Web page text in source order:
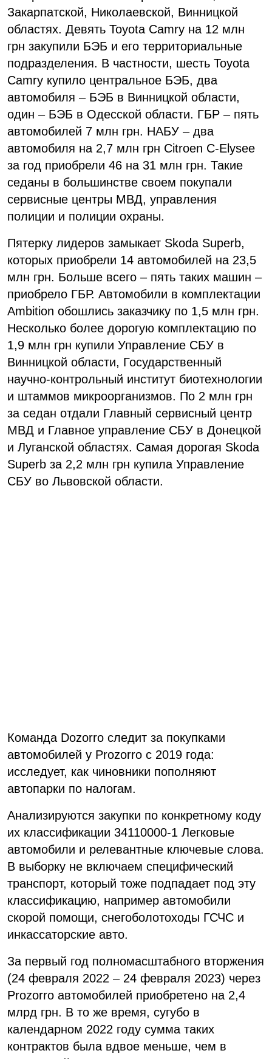
Закарпатской, Николаевской, Винницкой
областях. Девять Toyota Camry на 12 млн
грн закупили БЭБ и его территориальные
подразделения. В частности, шесть Toyota
Camry купило центральное БЭБ, два
автомобиля – БЭБ в Винницкой области,
один – БЭБ в Одесской области. ГБР – пять
автомобилей 7 млн ​​грн. НАБУ – два
автомобиля на 2,7 млн ​​грн Citroen C-Elysee
за год приобрели 46 на 31 млн грн. Такие
седаны в большинстве своем покупали
сервисные центры МВД, управления
полиции и полиции охраны.
Пятерку лидеров замыкает Skoda Superb,
которых приобрели 14 автомобилей на 23,5
млн грн. Больше всего – пять таких машин –
приобрело ГБР. Автомобили в комплектации
Ambition обошлись заказчику по 1,5 млн грн.
Несколько более дорогую комплектацию по
1,9 млн грн купили Управление СБУ в
Винницкой области, Государственный
научно-контрольный институт биотехнологии
и штаммов микроорганизмов. По 2 млн грн
за седан отдали Главный сервисный центр
МВД и Главное управление СБУ в Донецкой
и Луганской областях. Самая дорогая Skoda
Superb за 2,2 млн грн купила Управление
СБУ во Львовской области.
Команда Dozorro следит за покупками
автомобилей у Prozorro с 2019 года:
исследует, как чиновники пополняют
автопарки по налогам.
Анализируются закупки по конкретному коду
их классификации 34110000-1 Легковые
автомобили и релевантные ключевые слова.
В выборку не включаем специфический
транспорт, который тоже подпадает под эту
классификацию, например автомобили
скорой помощи, снегоболотоходы ГСЧС и
инкассаторские авто.
За первый год полномасштабного вторжения
(24 февраля 2022 – 24 февраля 2023) через
Prozorro автомобилей приобретено на 2,4
млрд грн. В то же время, сугубо в
календарном 2022 году сумма таких
контрактов была вдвое меньше, чем в